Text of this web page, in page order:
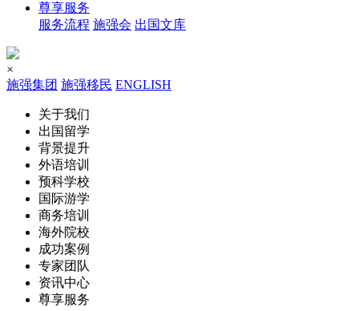
尊享服务
服务流程 施强会 出国文库
×
施强集团 施强移民 ENGLISH
关于我们
出国留学
背景提升
外语培训
预科学校
国际游学
商务培训
海外院校
成功案例
专家团队
资讯中心
尊享服务